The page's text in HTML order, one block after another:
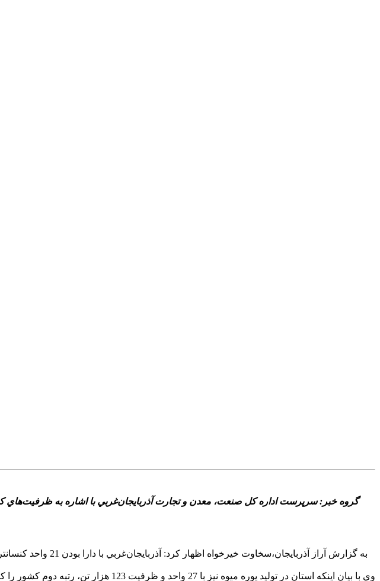
گروه خبر: سرپرست اداره کل صنعت، معدن و تجارت آذربايجان‌غربي با اشاره به ظرفيت‌هاي